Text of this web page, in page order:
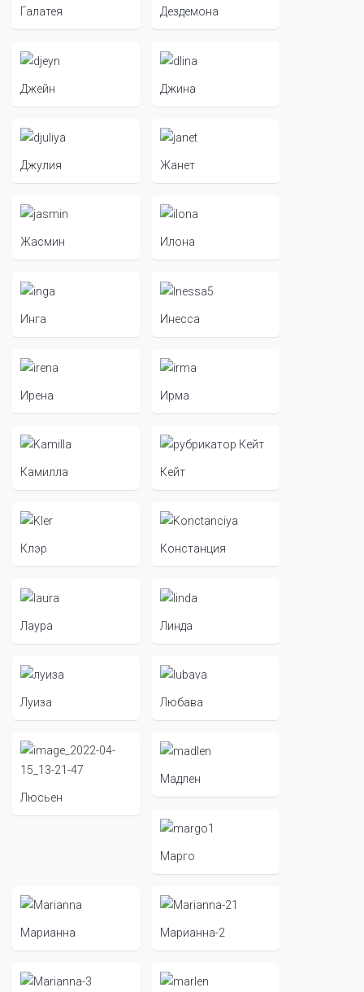
Галатея Дездемона
Джейн Джина
Джулия Жанет
Жасмин Илона
Инга Инесса
Ирена Ирма
Камилла Кейт
Клэр Констанция
Лаура Линда
Луиза Любава
Люсьен
Мадлен
Марго
Марианна Марианна-2